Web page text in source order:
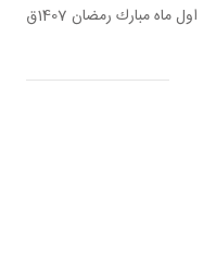
اول ماه مبارك رمضان 1407ق